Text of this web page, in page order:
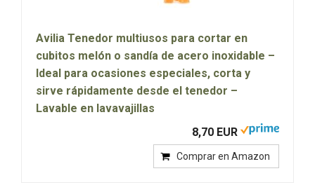
Avilia Tenedor multiusos para cortar en
cubitos melón o sandía de acero inoxidable –
Ideal para ocasiones especiales, corta y
sirve rápidamente desde el tenedor –
Lavable en lavavajillas
8,70 EUR
Comprar en Amazon